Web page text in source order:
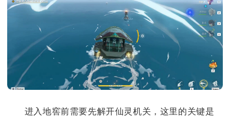
进入地窖前需要先解开仙灵机关，这里的关键是